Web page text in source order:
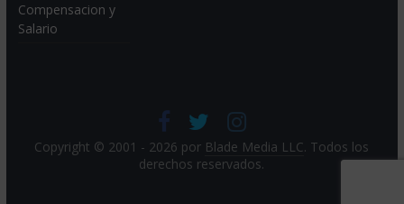
Compensacion y
Salario
Copyright © 2001 - 2026 por Blade Media LLC. Todos los
derechos reservados.